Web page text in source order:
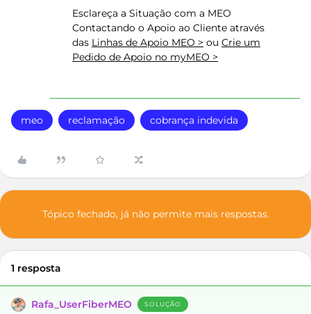
Esclareça a Situação com a MEO
Contactando o Apoio ao Cliente através
das Linhas de Apoio MEO > ou Crie um
Pedido de Apoio no myMEO >
meo reclamação cobrança indevida
Tópico fechado, já não permite mais respostas.
1 resposta
Rafa_UserFiberMEO SOLUÇÃO